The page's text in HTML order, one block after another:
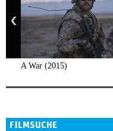
A War (2015)
FILMSUCHE